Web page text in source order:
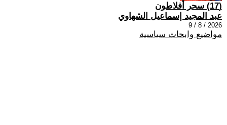
(17) سحر أفلاطون
عبد المجيد إسماعيل الشهاوي
2026 / 8 / 9
مواضيع وابحاث سياسية